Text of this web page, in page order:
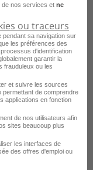
de nos services et ne
ou traceurs
pendant sa navigation sur
les préférences des
d'identification
garantir la
frauduleux ou les
et suivre les sources
permettant de comprendre
applications en fonction
de nos utilisateurs afin
sites beaucoup plus
les interfaces de
des offres d'emploi ou